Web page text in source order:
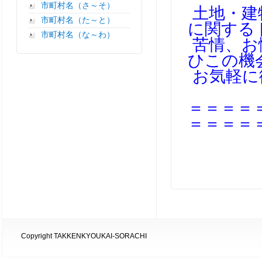
市町村名（さ～そ）
市町村名（た～と）
市町村名（な～わ）
土地・
に関する
苦情、
ひこの機
お気軽
＝＝＝＝
＝＝＝＝
Copyright TAKKENKYOUKAI-SORACHI